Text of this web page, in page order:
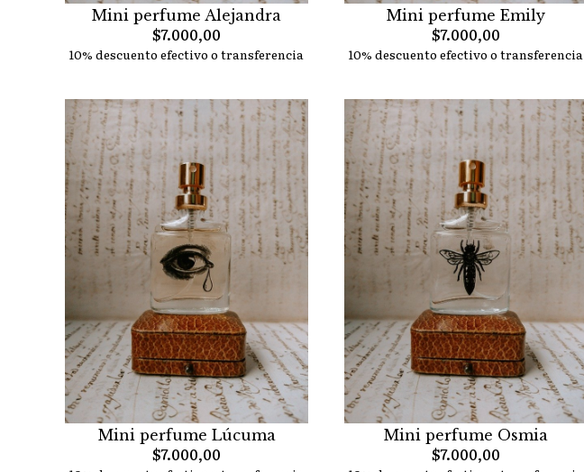
Mini perfume Alejandra
$7.000,00
10% descuento efectivo o transferencia
Mini perfume Emily
$7.000,00
10% descuento efectivo o transferencia
Mini perfume Lúcuma
$7.000,00
Mini perfume Osmia
$7.000,00